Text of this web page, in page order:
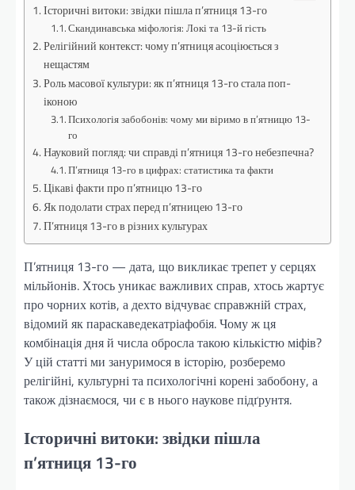
Історичні витоки: звідки пішла п’ятниця 13-го
Скандинавська міфологія: Локі та 13-й гість
Релігійний контекст: чому п’ятниця асоціюється з
нещастям
Роль масової культури: як п’ятниця 13-го стала поп-
іконою
Психологія забобонів: чому ми віримо в п’ятницю 13-
го
Науковий погляд: чи справді п’ятниця 13-го небезпечна?
П’ятниця 13-го в цифрах: статистика та факти
Цікаві факти про п’ятницю 13-го
Як подолати страх перед п’ятницею 13-го
П’ятниця 13-го в різних культурах
П’ятниця 13-го — дата, що викликає трепет у серцях
мільйонів. Хтось уникає важливих справ, хтось жартує
про чорних котів, а дехто відчуває справжній страх,
відомий як параскаведекатріафобія. Чому ж ця
комбінація дня й числа обросла такою кількістю міфів?
У цій статті ми зануримося в історію, розберемо
релігійні, культурні та психологічні корені забобону, а
також дізнаємося, чи є в нього наукове підґрунтя.
Історичні витоки: звідки пішла
п’ятниця 13-го